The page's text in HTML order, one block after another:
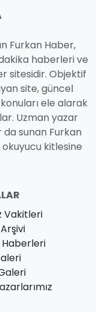
Furkan Haber,
haberleri ve
sitesidir. Objektif
site, güncel
ele alarak
Uzman yazar
sunan Furkan
kitlesine
Vakitleri
Haberleri